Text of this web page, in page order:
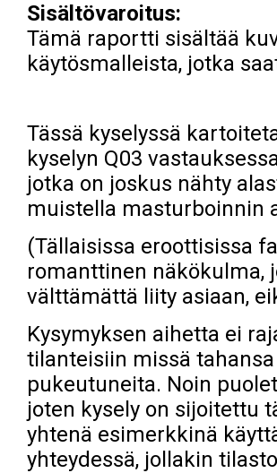
Sisältövaroitus:
Tämä raportti sisältää
käytösmalleista, jotka
Tässä kyselyssä
kyselyn Q03
jotka on joskus nähty
muistella masturboinnin
(Tällaisissa eroottisissa
romanttinen näkökulma,
välttämättä liity asiaan,
Kysymyksen aihetta ei
tilanteisiin missä
pukeutuneita. Noin
joten kysely on sijoitettu
yhtenä esimerkkinä
yhteydessä, jollakin